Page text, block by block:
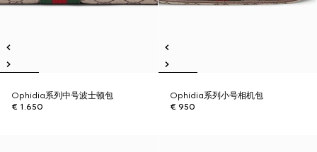
Ophidia系列中号波士顿包
€ 1.650
Ophidia系列小号相机包
€ 950